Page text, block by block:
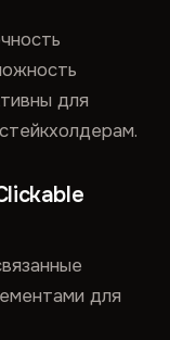
для
для